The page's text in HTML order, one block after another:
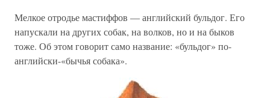
Мелкое отродье мастиффов — английский бульдог. Его
напускали на других собак, на волков, но и на быков
тоже. Об этом говорит само название: «бульдог» по-
английски-«бычья собака».